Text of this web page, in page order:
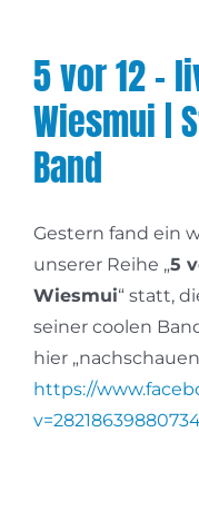
5 vor 12 –
Wiesmui |
Band
Gestern fand ein
unserer Reihe „5
Wiesmui“ statt,
seiner coolen
hier
https://